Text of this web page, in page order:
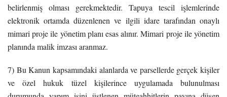
belirlenmiş olması gerekmektedir. Tapuya tescil işlemlerinde
elektronik ortamda düzenlenen ve ilgili idare tarafından onaylı
mimari proje ile yönetim planı esas alınır. Mimari proje ile yönetim
planında malik imzası aranmaz.
7) Bu Kanun kapsamındaki alanlarda ve parsellerde gerçek kişiler
ve özel hukuk tüzel kişilerince uygulamada bulunulması